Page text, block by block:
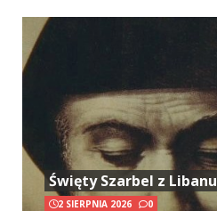
Święty Szarbel z Libanu
2 SIERPNIA 2026 0